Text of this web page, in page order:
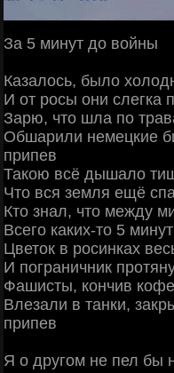
За 5 минут до войны
Казалось, было
И от росы они слегка
Зарю, что шла по
Обшарили немецкие
припев
Такою всё дышало
Что вся земля ещё
Кто знал, что между
Всего каких-то 5
Цветок в росинках
И пограничник
Фашисты, кончив кофе
Влезали в танки,
припев
Я о другом не пел бы